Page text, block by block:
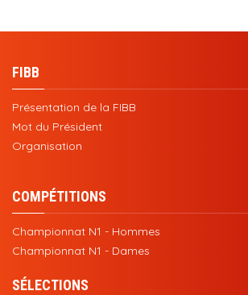
FIBB
Présentation de la FIBB
Mot du Président
Organisation
COMPÉTITIONS
Championnat N1 - Hommes
Championnat N1 - Dames
SÉLECTIONS